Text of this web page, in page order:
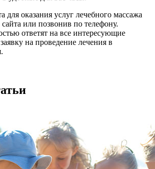
для оказания услуг лечебного массажа
или позвонив по телефону.
ответят на все интересующие
на проведение лечения в